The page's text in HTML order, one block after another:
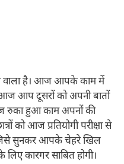
है। आज आपके काम में
आप दूसरों को अपनी बातों
हुआ काम अपनों की
को आज प्रतियोगी परीक्षा से
सुनकर आपके चेहरे खिल
कारगर साबित होगी।